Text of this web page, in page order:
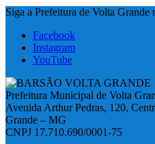
Siga a Prefeitura de Volta Grande
Facebook
Instagram
YouTube
Prefeitura Municipal de Volta
Avenida Arthur Pedras, 120,
Grande – MG
CNPJ 17.710.690/0001-75